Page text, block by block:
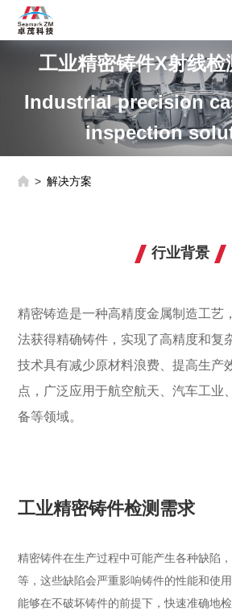
工业精密铸件X射线检
Industrial precision
inspection
解决方案
行业背景
精密铸造是一种高精度金属制造工艺
法获得精确铸件，实现了高精度和复
技术具有减少原材料浪费、提高生产
点，广泛应用于航空航天、汽车工业
备等领域。
工业精密铸件检测需求
精密铸件在生产过程中可能产生各种缺陷
等，这些缺陷会严重影响铸件的性能和使
能够在不破坏铸件的前提下，快速准确地